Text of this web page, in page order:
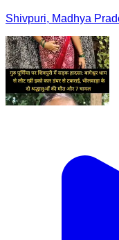
Shivpuri, Madhya